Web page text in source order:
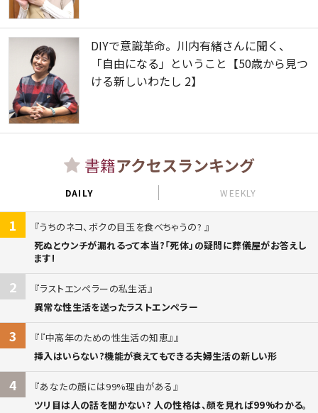
DIYで意識革命。川内有緒さんに聞く、
「自由になる」ということ【50歳から見つ
ける新しいわたし 2】
書籍アクセスランキング
DAILY WEEKLY
1
うちのネコ、ボクの目玉を食べちゃうの?
死ぬとウンチが漏れるって本当?「死体」の疑問に葬儀屋がお答えし
ます!
2
ラストエンペラーの私生活
異常な性生活を送ったラストエンペラー
3
『中高年のための性生活の知恵』
挿入はいらない?機能が衰えてもできる夫婦生活の新しい形
4
あなたの顔には99%理由がある
ツリ目は人の話を聞かない? 人の性格は、顔を見れば99%わかる。